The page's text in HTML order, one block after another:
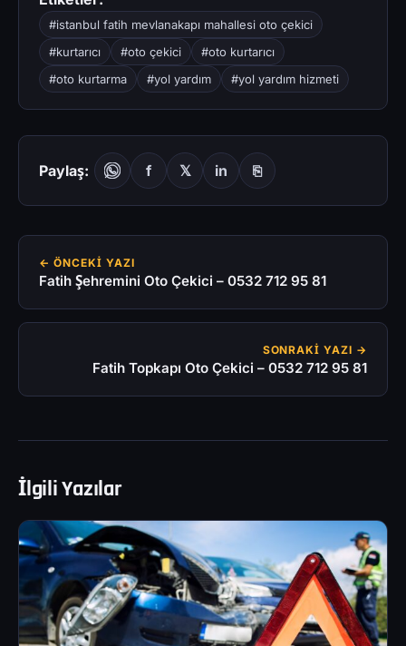
#istanbul fatih mevlanakapı mahallesi oto çekici
#kurtarıcı
#oto çekici
#oto kurtarıcı
#oto kurtarma
#yol yardım #yol yardım hizmeti
Paylaş: f 𝕏 in ⎘
← ÖNCEKI YAZI
Fatih Şehremini Oto Çekici – 0532 712 95 81
SONRAKI YAZI →
Fatih Topkapı Oto Çekici – 0532 712 95 81
İlgili Yazılar